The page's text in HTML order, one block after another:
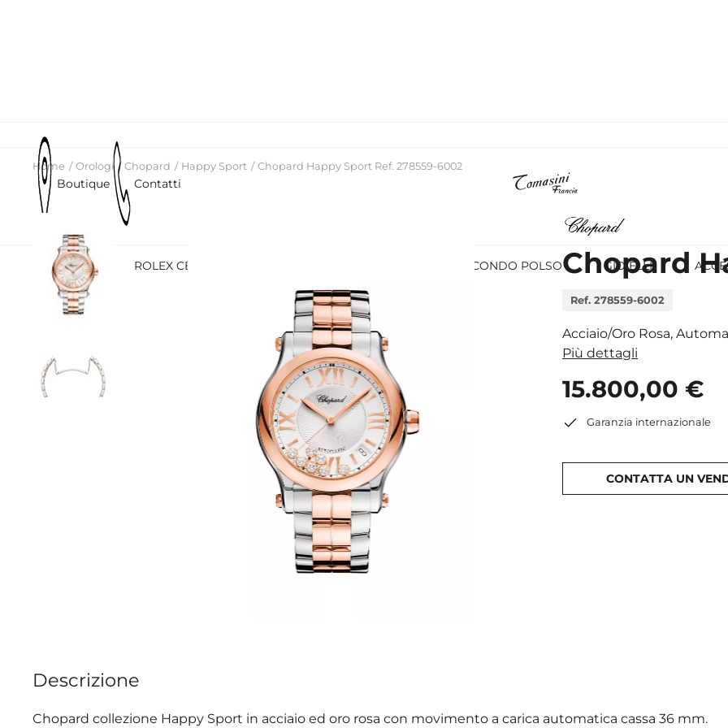
Boutique Contatti
ROLEX ROLEX CERTIFIED PRE-OWNED SECONDO POLSO GIOIELLI
Home Orologi Chopard Happy Sport Chopard Happy Sport Ref. 278559-6002
Chopard
Ref. 278559-6002
Acciaio/Oro Rosa,
Più dettagli
15.800,00 €
Garanzia internazionale
CONTATTA UN
Descrizione
Chopard collezione Happy Sport in acciaio ed oro rosa con movimento a carica automatica cassa 36 mm.